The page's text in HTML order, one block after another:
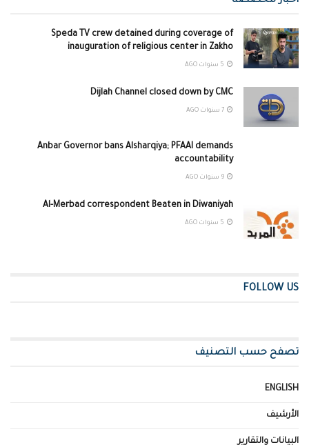
Speda TV crew detained during coverage of
inauguration of religious center in Zakho
Dijlah Channel closed down by CMC
Anbar Governor bans Alsharqiya; PFAAI demands
accountability
Al-Merbad correspondent Beaten in Diwaniyah
FOLLOW US
تصفح حسب التصنيف
ENGLISH
الأرشيف
البيانات والتقارير